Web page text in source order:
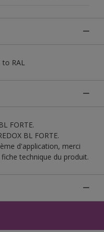
RAL
FORTE.
BL FORTE.
d'application, merci
technique du produit.